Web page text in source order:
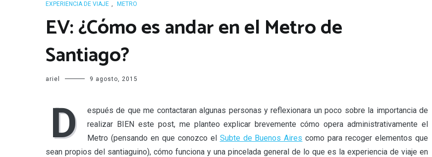
EXPERIENCIA DE VIAJE , METRO
EV: ¿Cómo es andar en el Metro de
Santiago?
ariel 9 agosto, 2015
D
espués de que me contactaran algunas personas y reflexionara un poco sobre la importancia de
realizar BIEN este post, me planteo explicar brevemente cómo opera administrativamente el
Metro (pensando en que conozco el Subte de Buenos Aires como para recoger elementos que
sean propios del santiaguino), cómo funciona y una pincelada general de lo que es la experiencia de viaje en